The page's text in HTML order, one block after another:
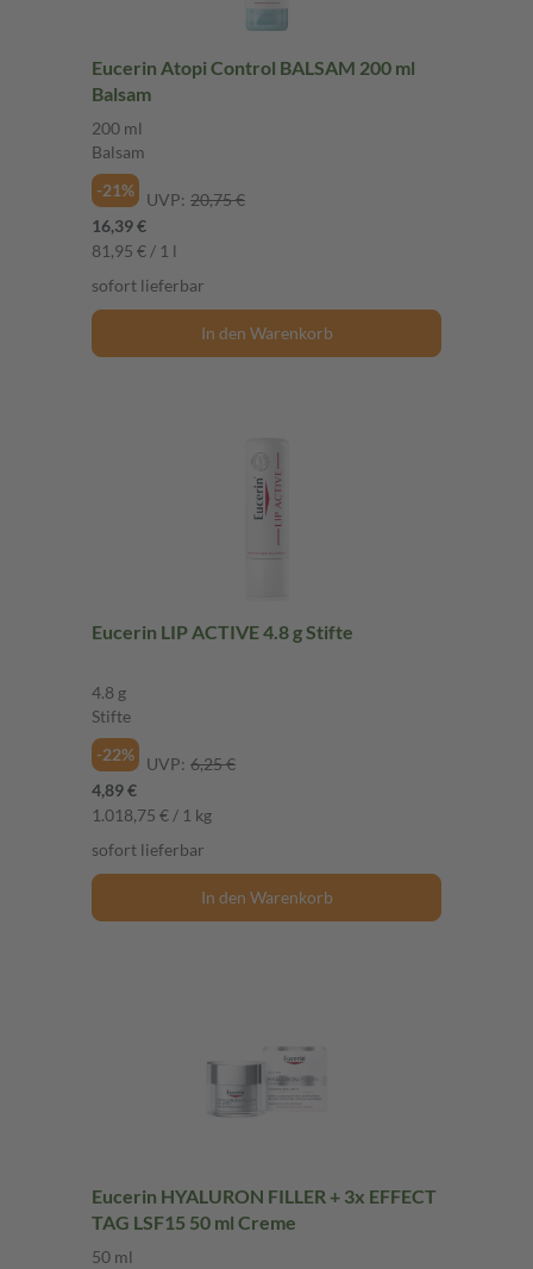
Eucerin Atopi Control BALSAM 200 ml
Balsam
200 ml
Balsam
-21%
UVP: 20,75 €
16,39 €
81,95 € / 1 l
sofort lieferbar
In den Warenkorb
Eucerin LIP ACTIVE 4.8 g Stifte
4.8 g
Stifte
-22%
UVP: 6,25 €
4,89 €
1.018,75 € / 1 kg
sofort lieferbar
In den Warenkorb
Eucerin HYALURON FILLER + 3x EFFECT
TAG LSF15 50 ml Creme
50 ml